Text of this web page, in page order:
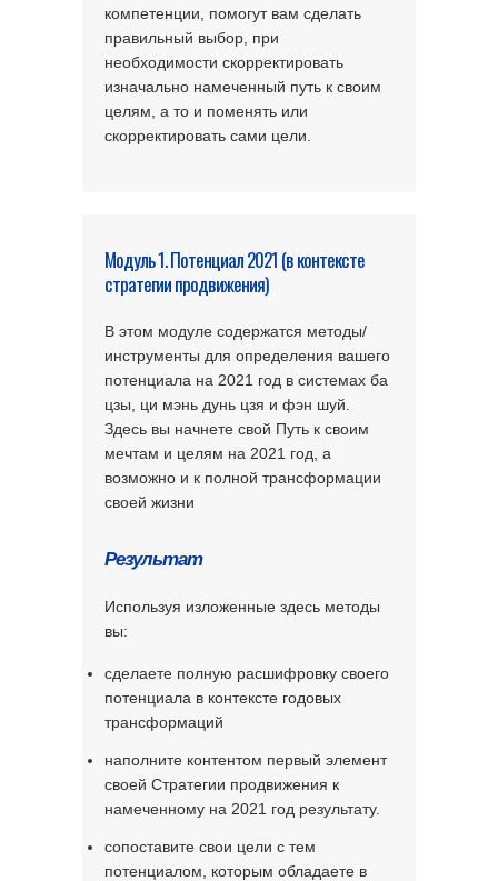
компетенции, помогут вам сделать
правильный выбор, при
необходимости скорректировать
изначально намеченный путь к своим
целям, а то и поменять или
скорректировать сами цели.
Модуль 1. Потенциал 2021 (в контексте
стратегии продвижения)
В этом модуле содержатся методы/
инструменты для определения вашего
потенциала на 2021 год в системах ба
цзы, ци мэнь дунь цзя и фэн шуй.
Здесь вы начнете свой Путь к своим
мечтам и целям на 2021 год, а
возможно и к полной трансформации
своей жизни
Результат
Используя изложенные здесь методы
вы:
сделаете полную расшифровку своего
потенциала в контексте годовых
трансформаций
наполните контентом первый элемент
своей Стратегии продвижения к
намеченному на 2021 год результату.
сопоставите свои цели с тем
потенциалом, которым обладаете в